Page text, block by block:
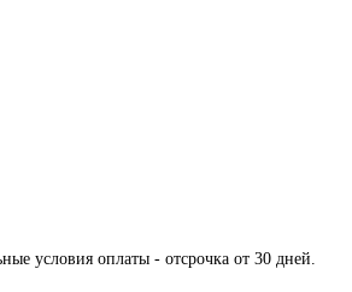
условия оплаты - отсрочка от 30 дней.